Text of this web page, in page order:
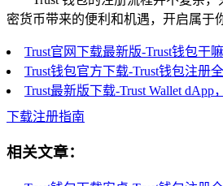
密货币带来的便利和机遇，开启属于
Trust官网下载最新版-Trust钱包干
Trust钱包官方下载-Trust钱包注册
Trust最新版下载-Trust Wallet
下载注册指南
相关文章：